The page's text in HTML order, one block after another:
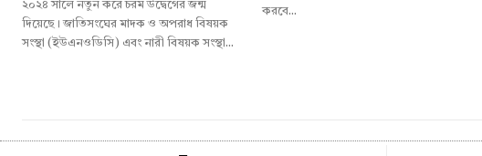
২০২৪ সালে নতুন করে চরম উদ্বেগের জন্ম
দিয়েছে। জাতিসংঘের মাদক ও অপরাধ বিষয়ক
সংস্থা (ইউএনওডিসি) এবং নারী বিষয়ক সংস্থা...
করবে...